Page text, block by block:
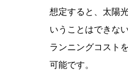
想定すると、太陽
いうことはできな
ランニングコスト
可能です。